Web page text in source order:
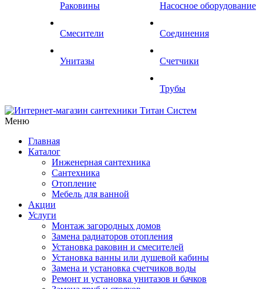
Раковины
Смесители
Унитазы
Насосное оборудование
Соединения
Счетчики
Трубы
Меню
Главная
Каталог
Инженерная сантехника
Сантехника
Отопление
Мебель для ванной
Акции
Услуги
Монтаж загородных домов
Замена радиаторов отопления
Установка раковин и смесителей
Установка ванны или душевой кабины
Замена и установка счетчиков воды
Ремонт и установка унитазов и бачков